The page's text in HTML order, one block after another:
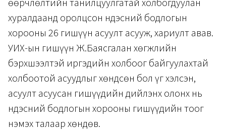
өөрчлөлтийн танилцуулгатай холбогдуулан
хуралдаанд оролцсон Үндэсний бодлогын
хорооны 26 гишүүн асуулт асууж, хариулт авав.
УИХ-ын гишүүн Ж.Баясгалан хөгжлийн
бэрхшээлтэй иргэдийн холбоог байгуулахтай
холбоотой асуудлыг хөндсөн бол үг хэлсэн,
асуулт асуусан гишүүдийн дийлэнх олонх нь
Үндэсний бодлогын хорооны гишүүдийн тоог
нэмэх талаар хөндөв.